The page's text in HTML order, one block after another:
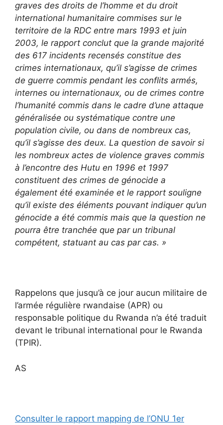
graves des droits de l’homme et du droit
international humanitaire commises sur le
territoire de la RDC entre mars 1993 et juin
2003, le rapport conclut que la grande majorité
des 617 incidents recensés constitue des
crimes internationaux, qu’il s’agisse de crimes
de guerre commis pendant les conflits armés,
internes ou internationaux, ou de crimes contre
l’humanité commis dans le cadre d’une attaque
généralisée ou systématique contre une
population civile, ou dans de nombreux cas,
qu’il s’agisse des deux. La question de savoir si
les nombreux actes de violence graves commis
à l’encontre des Hutu en 1996 et 1997
constituent des crimes de génocide a
également été examinée et le rapport souligne
qu’il existe des éléments pouvant indiquer qu’un
génocide a été commis mais que la question ne
pourra être tranchée que par un tribunal
compétent, statuant au cas par cas. »
Rappelons que jusqu’à ce jour aucun militaire de
l’armée régulière rwandaise (APR) ou
responsable politique du Rwanda n’a été traduit
devant le tribunal international pour le Rwanda
(TPIR).
AS
Consulter le rapport mapping de l’ONU 1er